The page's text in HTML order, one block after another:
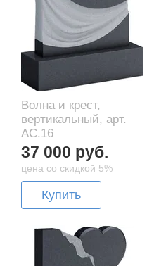
Волна и крест,
вертикальный, арт.
AC.16
37 000 руб.
цена со скидкой 5%
Купить